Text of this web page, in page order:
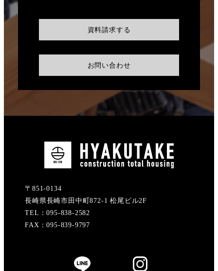
資料請求する
お問い合わせ
〒851-0134
長崎県長崎市田中町872-1 松尾ビル2F
TEL：095-838-2582
FAX：095-839-9797